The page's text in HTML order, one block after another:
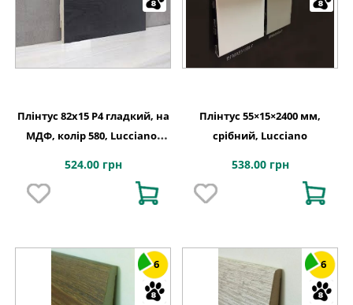
Плінтус 82х15 P4 гладкий, на
МДФ, колір 580, Lucciano,
524.00 грн
Плінтус 55×15×2400 мм,
срібний, Lucciano
538.00 грн
6 6